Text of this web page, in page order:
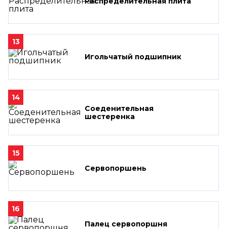
13
Игольчатый подшипник
14
Соеденительная
шестеренка
15
Сервопоршень
16
Палец сервопоршня